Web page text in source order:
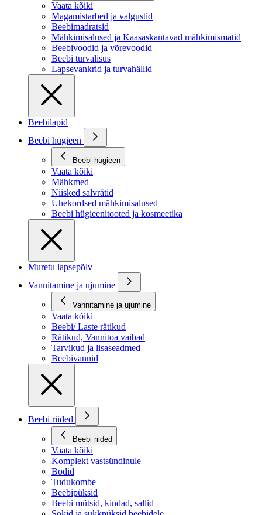
Vaata kõiki
Magamistarbed ja valgustid
Beebimadratsid
Mähkimisalused ja Kaasaskantavad mähkimismatid
Beebivoodid ja võrevoodid
Beebi turvalisus
Lapsevankrid ja turvahällid
Beebilapid
Beebi hügieen
Beebi hügieen
Vaata kõiki
Mähkmed
Niisked salvrätid
Ühekordsed mähkimisalused
Beebi hügieenitooted ja kosmeetika
Muretu lapsepõlv
Vannitamine ja ujumine
Vannitamine ja ujumine
Vaata kõiki
Beebi/ Laste rätikud
Rätikud, Vannitoa vaibad
Tarvikud ja lisaseadmed
Beebivannid
Beebi riided
Beebi riided
Vaata kõiki
Komplekt vastsündinule
Bodid
Tudukombe
Beebipüksid
Beebi mütsid, kindad, sallid